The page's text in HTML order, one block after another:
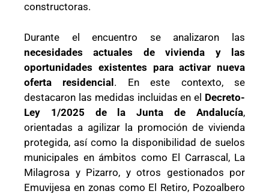
constructoras.
Durante el encuentro se analizaron las
necesidades actuales de vivienda y las
oportunidades existentes para activar nueva
oferta residencial. En este contexto, se
destacaron las medidas incluidas en el Decreto-
Ley 1/2025 de la Junta de Andalucía,
orientadas a agilizar la promoción de vivienda
protegida, así como la disponibilidad de suelos
municipales en ámbitos como El Carrascal, La
Milagrosa y Pizarro, y otros gestionados por
Emuvijesa en zonas como El Retiro, Pozoalbero